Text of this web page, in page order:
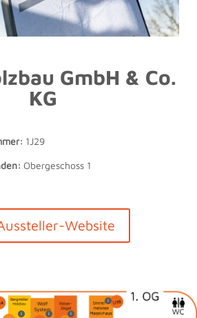
GmbH & Co.
KG
1J29
Obergeschoss 1
Website
i i i
i